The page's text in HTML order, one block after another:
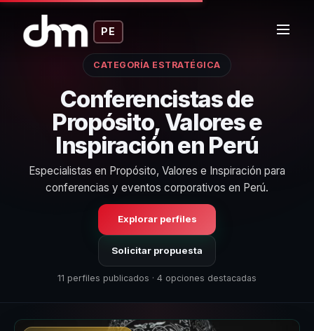
PE
CATEGORÍA ESTRATÉGICA
Conferencistas de
Propósito, Valores e
Inspiración en Perú
Especialistas en Propósito, Valores e Inspiración para
conferencias y eventos corporativos en Perú.
Explorar perfiles
Solicitar propuesta
11 perfiles publicados · 4 opciones destacadas